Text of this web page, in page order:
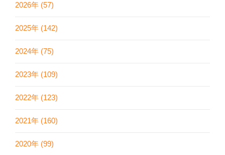
2026年 (57)
2025年 (142)
2024年 (75)
2023年 (109)
2022年 (123)
2021年 (160)
2020年 (99)